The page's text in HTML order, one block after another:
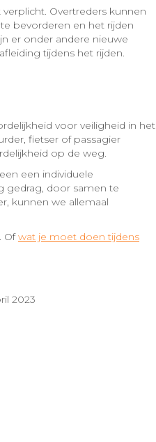
Overtreders kunnen
bevorderen en het rijden
er onder andere nieuwe
tijdens het rijden.
voor veiligheid in het
fietser of passagier
op de weg.
een individuele
gedrag, door samen te
kunnen we allemaal
. Ofwat je moet doen tijdens
2023